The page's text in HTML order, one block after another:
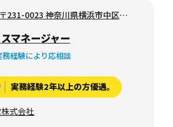
〒231-0023 神奈川県横浜市中区山
マネージャー
経験により応相談
実務経験2年以上の方優遇。
式会社